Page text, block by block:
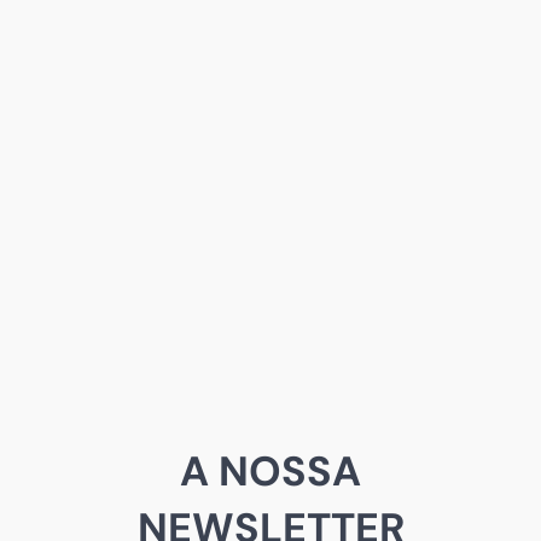
A NOSSA
NEWSLETTER